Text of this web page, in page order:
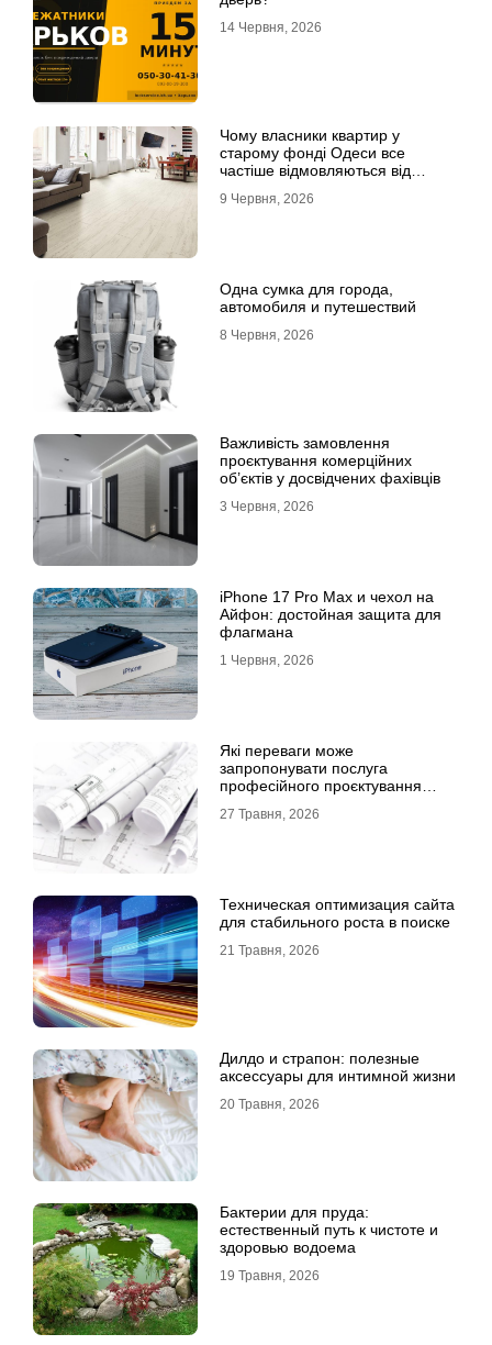
14 Червня, 2026
Чому власники квартир у
старому фонді Одеси все
частіше відмовляються від
9 Червня, 2026
Одна сумка для города,
автомобиля и путешествий
8 Червня, 2026
Важливість замовлення
проєктування комерційних
об’єктів у досвідчених фахівців
3 Червня, 2026
iPhone 17 Pro Max и чехол на
Айфон: достойная защита для
флагмана
1 Червня, 2026
Які переваги може
запропонувати послуга
професійного проєктування
27 Травня, 2026
Техническая оптимизация сайта
для стабильного роста в поиске
21 Травня, 2026
Дилдо и страпон: полезные
аксессуары для интимной жизни
20 Травня, 2026
Бактерии для пруда:
естественный путь к чистоте и
здоровью водоема
19 Травня, 2026